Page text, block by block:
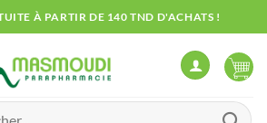
À PARTIR DE 140 TND D'ACHATS !